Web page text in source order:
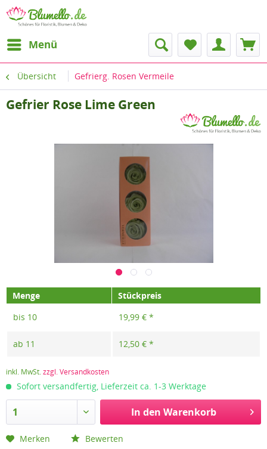
Menü
Übersicht Gefrierg. Rosen Vermeile
Gefrier Rose Lime Green
Menge
Stückpreis
bis 10 19,99 € *
ab 11 12,50 € *
inkl. MwSt.zzgl. Versandkosten
Sofort versandfertig, Lieferzeit ca. 1-3 Werktage
In den Warenkorb
Merken Bewerten